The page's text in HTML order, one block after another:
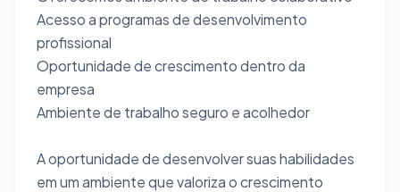
Acesso a programas de desenvolvimento
profissional
Oportunidade de crescimento dentro da
empresa
Ambiente de trabalho seguro e acolhedor
A oportunidade de desenvolver suas habilidades
em um ambiente que valoriza o crescimento